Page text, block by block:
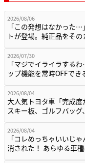
2026/08/06
「この発想はなかった
トが登場。純正品をそ
2026/07/30
「マジでイライラする
ップ機能を常時OFFで
2026/08/04
大人気トヨタ車「完成度
スキー板、ゴルフバッ
2026/08/04
「コレめっちゃいいじ
消された！ あらゆる車